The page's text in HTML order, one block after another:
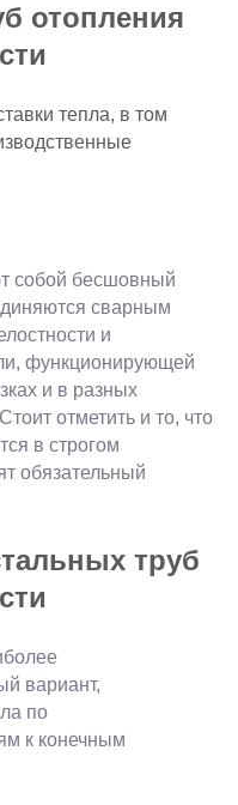
отопления
тепла, в том
собой бесшовный
сварным
и
функционирующей
и в разных
отметить и то, что
в строгом
обязательный
труб
вариант,
по
к конечным